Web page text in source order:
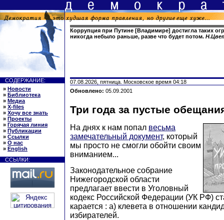
Коррупция при Путине [Владимире] достигла таких
никогда небыло раньше, разве что будет потом.
СОДЕРЖАНИЕ:
» Новости
» Библиотека
» Медиа
» X-files
» Хочу все знать
» Проекты
» Горячая линия
» Публикации
» Ссылки
» О нас
» English
ССЫЛКИ:
07.08.2026, пятница. Московское время 04:18
Обновлено: 05.09.2001
Три года за пустые
На днях к нам попал весьма
замечательный документ, который
мы просто не смогли обойти своим
вниманием...
Законодательное собрание
Нижегородской области
предлагает ввести в Уголовный
кодекс Российской Федерации (УК РФ)
карается : а) клевета в отношении
избирателей.